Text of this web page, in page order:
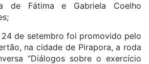
de Fátima e Gabriela Coelho
24 de setembro foi promovido pelo
na cidade de Pirapora, a roda
“Diálogos sobre o exercício